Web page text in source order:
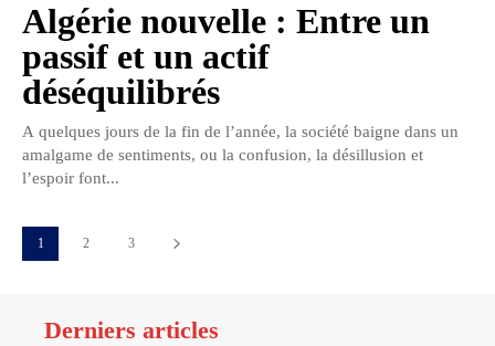
Algérie nouvelle : Entre un
passif et un actif
déséquilibrés
A quelques jours de la fin de l’année, la société baigne dans un
amalgame de sentiments, ou la confusion, la désillusion et
l’espoir font...
1 2 3
Derniers articles